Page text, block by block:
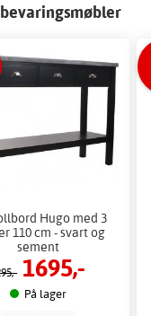
Hugo med 3
110 cm - svart og
sement
1695,-
På lager